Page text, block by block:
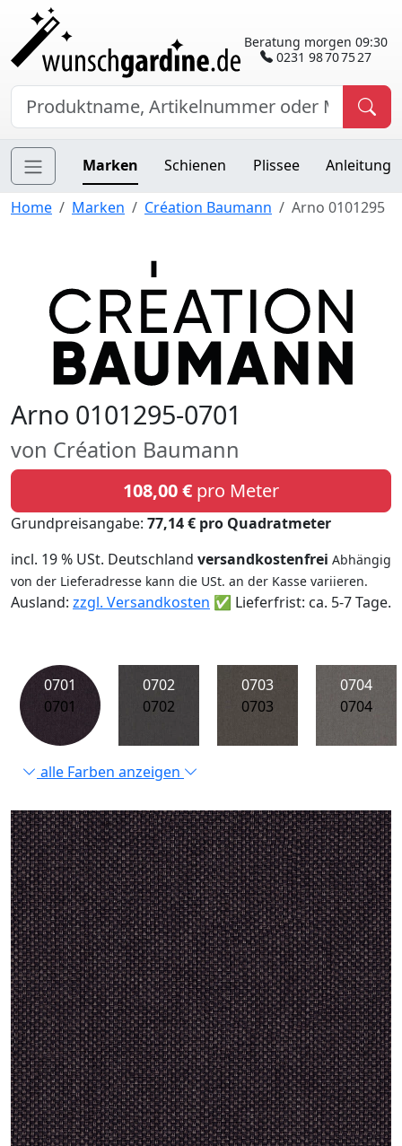
Beratung morgen 09:30
0231 98 70 75 27
Marken Schienen Plissee Anleitung
Home Marken Création Baumann Arno 0101295
Arno 0101295-0701
von Création Baumann
108,00 € pro Meter
Grundpreisangabe: 77,14 € pro Quadratmeter
incl. 19 % USt. Deutschland versandkostenfrei Abhängig
von der Lieferadresse kann die USt. an der Kasse variieren.
Ausland: zzgl. Versandkosten ✅ Lieferfrist: ca. 5-7 Tage.
0701
0701
0702
0702
0703
0703
0704
0704
alle Farben anzeigen